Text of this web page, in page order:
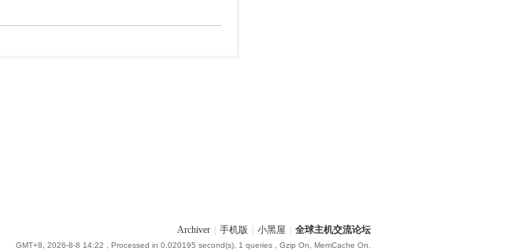
Archiver 手机版 小黑屋 全球主机交流论坛
GMT+8, 2026-8-8 14:22 , Processed in 0.020195 second(s), 1 queries , Gzip On, MemCache On.